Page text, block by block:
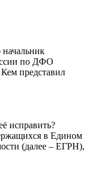
начальник
по ДФО
представил
исправить?
в Едином
(далее – ЕГРН),